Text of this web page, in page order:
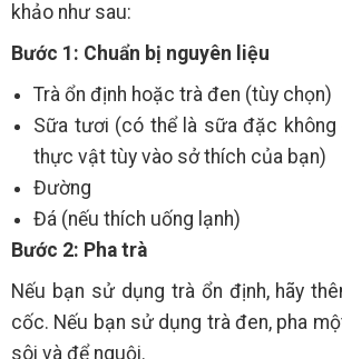
khảo như sau:
Bước 1: Chuẩn bị nguyên liệu
Trà ổn định hoặc trà đen (tùy chọn)
Sữa tươi (có thể là sữa đặc
thực vật tùy vào sở thích của bạn)
Đường
Đá (nếu thích uống lạnh)
Bước 2: Pha trà
Nếu bạn sử dụng trà ổn định, hãy
cốc. Nếu bạn sử dụng trà đen, pha
sôi và để nguội.